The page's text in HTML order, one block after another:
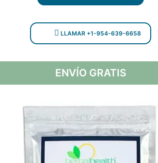
$300.
$189.
LLAMAR +1-954-639-6658
ENVÍO GRATIS